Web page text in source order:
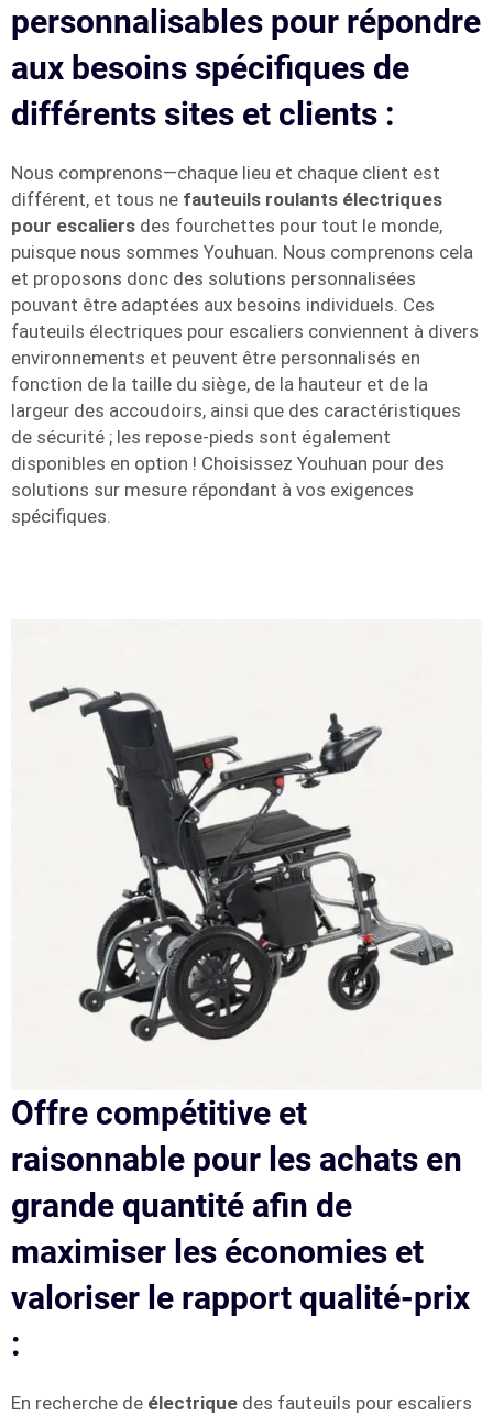
personnalisables pour répondre
aux besoins spécifiques de
différents sites et clients :
Nous comprenons—chaque lieu et chaque client est
différent, et tous ne fauteuils roulants électriques
pour escaliers des fourchettes pour tout le monde,
puisque nous sommes Youhuan. Nous comprenons cela
et proposons donc des solutions personnalisées
pouvant être adaptées aux besoins individuels. Ces
fauteuils électriques pour escaliers conviennent à divers
environnements et peuvent être personnalisés en
fonction de la taille du siège, de la hauteur et de la
largeur des accoudoirs, ainsi que des caractéristiques
de sécurité ; les repose-pieds sont également
disponibles en option ! Choisissez Youhuan pour des
solutions sur mesure répondant à vos exigences
spécifiques.
Offre compétitive et
raisonnable pour les achats en
grande quantité afin de
maximiser les économies et
valoriser le rapport qualité-prix
:
En recherche de électrique des fauteuils pour escaliers